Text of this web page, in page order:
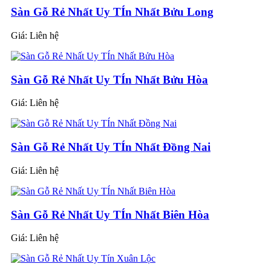
Sàn Gỗ Rẻ Nhất Uy TÍn Nhất Bửu Long
Giá: Liên hệ
Sàn Gỗ Rẻ Nhất Uy TÍn Nhất Bửu Hòa
Giá: Liên hệ
Sàn Gỗ Rẻ Nhất Uy TÍn Nhất Đồng Nai
Giá: Liên hệ
Sàn Gỗ Rẻ Nhất Uy TÍn Nhất Biên Hòa
Giá: Liên hệ